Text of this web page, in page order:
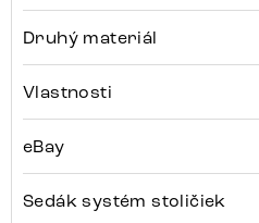
Druhý materiál
Vlastnosti
eBay
Sedák systém stoličiek